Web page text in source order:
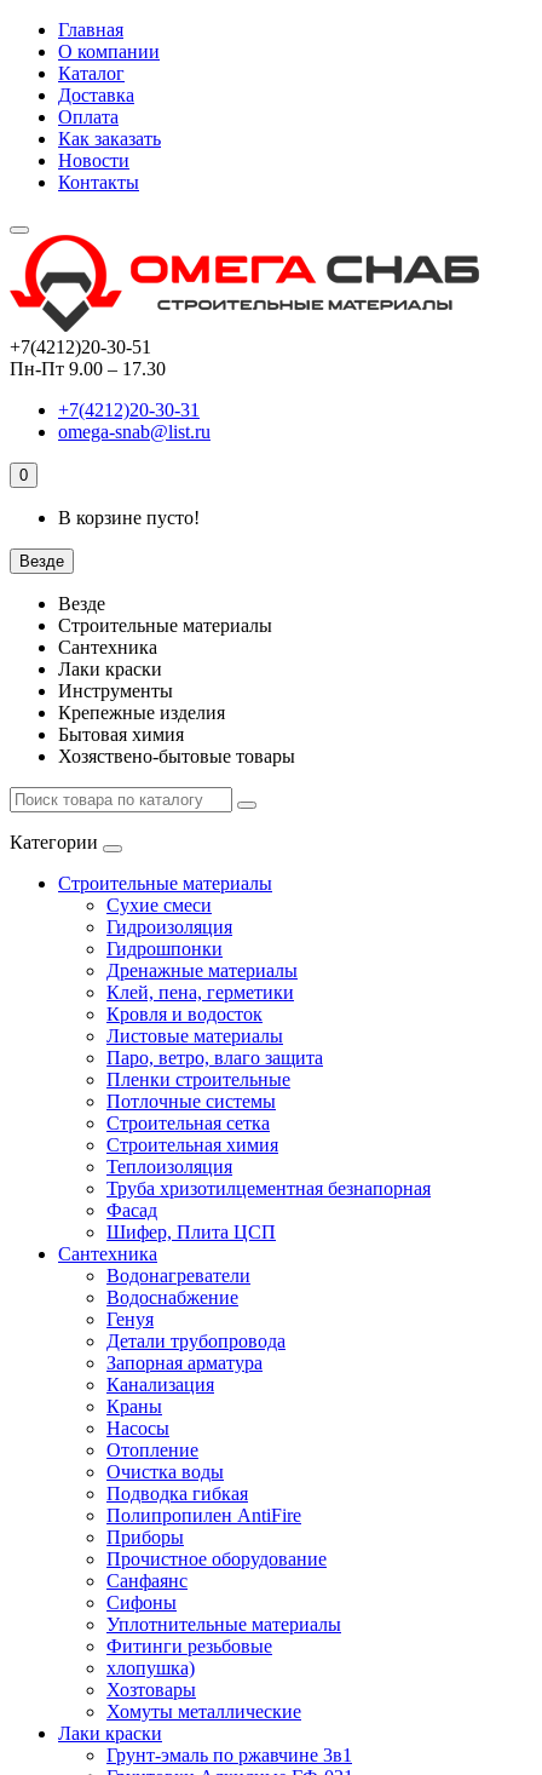
Главная
О компании
Каталог
Доставка
Оплата
Как заказать
Новости
Контакты
+7(4212)20-30-51
Пн-Пт 9.00 – 17.30
+7(4212)20-30-31
omega-snab@list.ru
0
В корзине пусто!
Везде
Везде
Строительные материалы
Сантехника
Лаки краски
Инструменты
Крепежные изделия
Бытовая химия
Хозяствено-бытовые товары
Категории
Строительные материалы
Сухие смеси
Гидроизоляция
Гидрошпонки
Дренажные материалы
Клей, пена, герметики
Кровля и водосток
Листовые материалы
Паро, ветро, влаго защита
Пленки строительные
Потлочные системы
Строительная сетка
Строительная химия
Теплоизоляция
Труба хризотилцементная безнапорная
Фасад
Шифер, Плита ЦСП
Сантехника
Водонагреватели
Водоснабжение
Генуя
Детали трубопровода
Запорная арматура
Канализация
Краны
Насосы
Отопление
Очистка воды
Подводка гибкая
Полипропилен AntiFire
Приборы
Прочистное оборудование
Санфаянс
Сифоны
Уплотнительные материалы
Фитинги резьбовые
хлопушка)
Хозтовары
Хомуты металлические
Лаки краски
Грунт-эмаль по ржавчине 3в1